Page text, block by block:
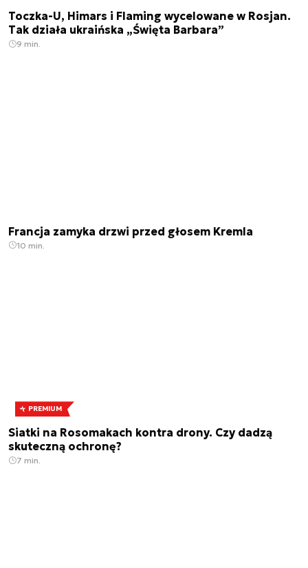
Toczka-U, Himars i Flaming wycelowane w Rosjan.
Tak działa ukraińska „Święta Barbara”
9 min.
Francja zamyka drzwi przed głosem Kremla
10 min.
PREMIUM
Siatki na Rosomakach kontra drony. Czy dadzą
skuteczną ochronę?
7 min.